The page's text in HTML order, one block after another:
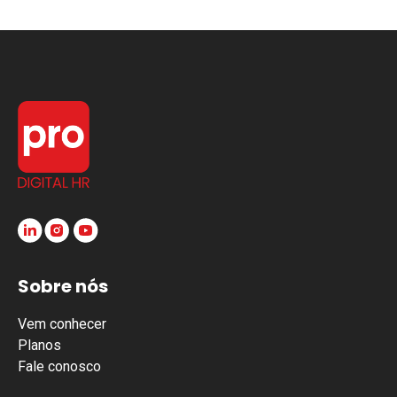
Sobre nós
Vem conhecer
Planos
Fale conosco